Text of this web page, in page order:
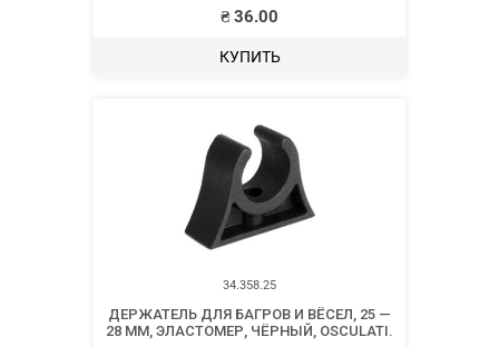
₴36.00
КУПИТЬ
34.358.25
ДЕРЖАТЕЛЬ ДЛЯ БАГРОВ И ВЁСЕЛ, 25 —
28 ММ, ЭЛАСТОМЕР, ЧЁРНЫЙ, OSCULATI.